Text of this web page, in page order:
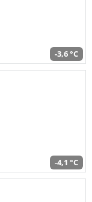
-3,6 °C
-4,1 °C